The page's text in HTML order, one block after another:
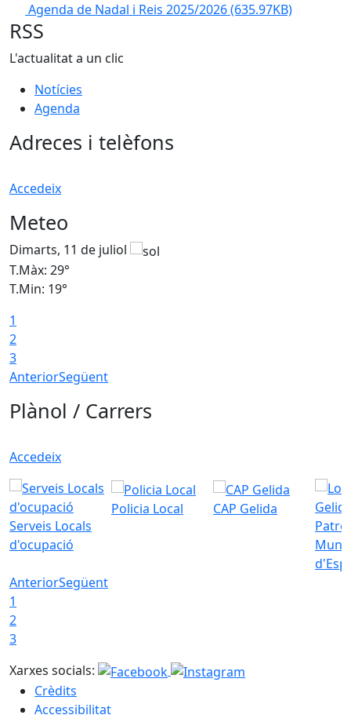
Agenda de Nadal i Reis 2025/2026(635.97KB)
RSS
L'actualitat a un clic
Notícies
Agenda
Adreces i telèfons
Accedeix
Meteo
Dimarts, 11 de juliol
T.Màx: 29°
T.Min: 19°
1
2
3
AnteriorSegüent
Plànol / Carrers
Accedeix
Serveis Locals
d'ocupació
Policia Local
CAP Gelida
AnteriorSegüent
1
2
3
Xarxes socials:
Crèdits
Accessibilitat